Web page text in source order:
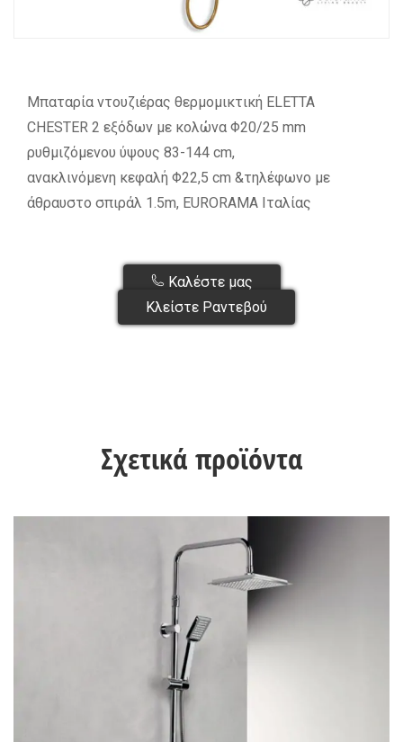
Μπαταρία ντουζιέρας θερμομικτική ELETTA
CHESTER 2 εξόδων με κολώνα Φ20/25 mm
ρυθμιζόμενου ύψους 83-144 cm,
ανακλινόμενη κεφαλή Φ22,5 cm &τηλέφωνο με
άθραυστο σπιράλ 1.5m, EURORAMA Ιταλίας
Καλέστε μας
Κλείστε Ραντεβού
Σχετικά προϊόντα